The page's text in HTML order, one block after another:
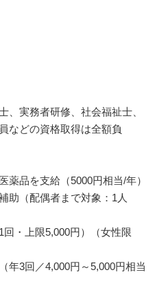
実務者研修、社会福祉士、
などの資格取得は全額負
品を支給（5000円相当/年）
助（配偶者まで対象：1人
・上限5,000円）（女性限
3回／4,000円～5,000円相当